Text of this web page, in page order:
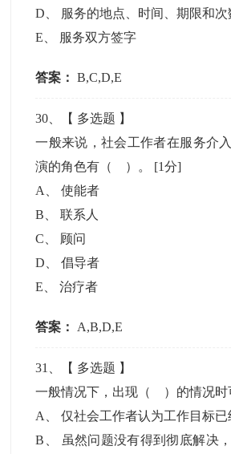
D
服务的地点、时间、期限和次
E
服务双方签字
答案： B,C,D,E
30 、【 多选题 】
一般来说，社会工作者在服务介
演的角色有（ ）。 [1分]
A
、使能者
B 、联系人
C
顾问
D 、倡导者
E 、治疗者
答案： A,B,D,E
31 、【 多选题 】
一般情况下，出现（ ）的情况时
A
、仅社会工作者认为工作目标已
B
虽然问题没有得到彻底解决